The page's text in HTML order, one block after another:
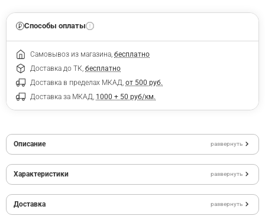
Способы оплаты
Самовывоз из магазина, бесплатно
Доставка до ТК, бесплатно
Доставка в пределах МКАД, от 500 руб.
Доставка за МКАД, 1000 + 50 руб/км.
Описание развернуть
Характеристики развернуть
Доставка развернуть